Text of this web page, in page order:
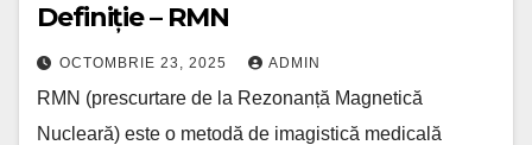
Definiție – RMN
OCTOMBRIE 23, 2025 ADMIN
RMN (prescurtare de la Rezonanță Magnetică
Nucleară) este o metodă de imagistică medicală